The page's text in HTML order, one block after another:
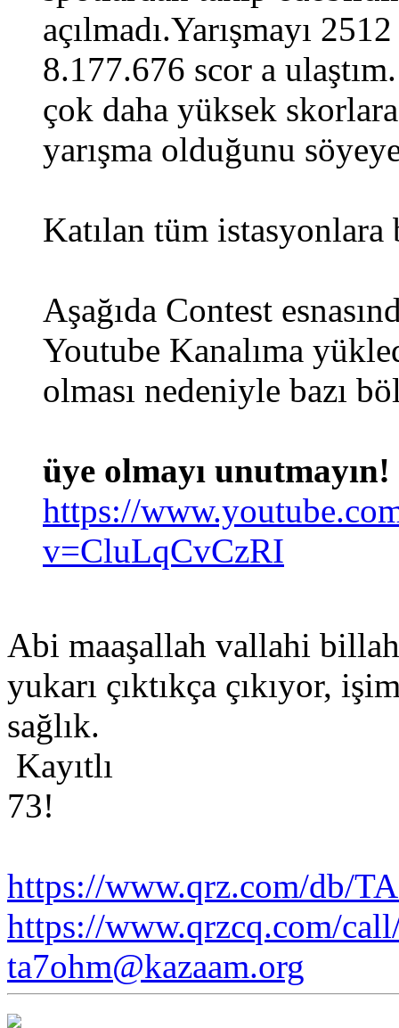
açılmadı.Yarışmayı
8.177.676 scor a
çok daha yüksek
yarışma olduğunu
Katılan tüm
Aşağıda Contest
Youtube Kanalıma
olması nedeniyle bazı
üye olmayı unutmayın!
https://
v=CluLqCvCzRI
Abi maaşallah vallahi
yukarı çıktıkça çıkıyor,
sağlık.
Kayıtlı
73!
https://www.qrz.com/db/
https://www.qrzcq.com/
ta7ohm@kazaam.org